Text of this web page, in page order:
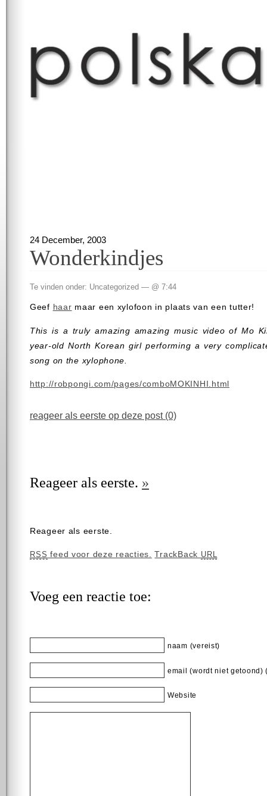
24 December, 2003
Wonderkindjes
Te vinden onder: Uncategorized — @ 7:44
Geef haar maar een xylofoon in plaats van een tutter!
This is a truly amazing amazing music video of Mo
year-old North Korean girl performing a very
song on the xylophone.
http://robpongi.com/pages/comboMOKINHI.html
reageer als eerste op deze post (0)
Reageer als eerste. »
Reageer als eerste.
RSS feed voor deze reacties. TrackBack URL
Voeg een reactie toe:
naam (vereist)
email (wordt niet getoond)
Website